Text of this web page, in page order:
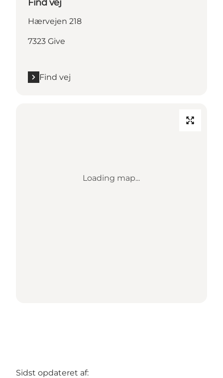
Find vej
Hærvejen 218
7323 Give
Find vej
Loading map...
Sidst opdateret af: